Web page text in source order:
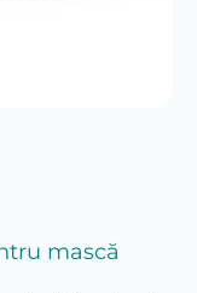
mască